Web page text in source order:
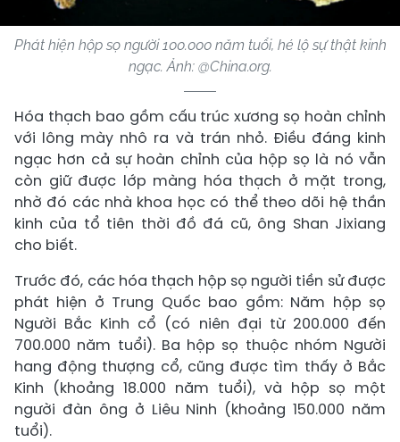
Phát hiện hộp sọ người 100.000 năm tuổi, hé lộ sự thật kinh
ngạc. Ảnh: @China.org.
Hóa thạch bao gồm cấu trúc xương sọ hoàn chỉnh
với lông mày nhô ra và trán nhỏ. Điều đáng kinh
ngạc hơn cả sự hoàn chỉnh của hộp sọ là nó vẫn
còn giữ được lớp màng hóa thạch ở mặt trong,
nhờ đó các nhà khoa học có thể theo dõi hệ thần
kinh của tổ tiên thời đồ đá cũ, ông Shan Jixiang
cho biết.
Trước đó, các hóa thạch hộp sọ người tiền sử được
phát hiện ở Trung Quốc bao gồm: Năm hộp sọ
Người Bắc Kinh cổ (có niên đại từ 200.000 đến
700.000 năm tuổi). Ba hộp sọ thuộc nhóm Người
hang động thượng cổ, cũng được tìm thấy ở Bắc
Kinh (khoảng 18.000 năm tuổi), và hộp sọ một
người đàn ông ở Liêu Ninh (khoảng 150.000 năm
tuổi).